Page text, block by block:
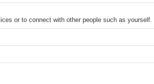
or to connect with other people such as yourself.